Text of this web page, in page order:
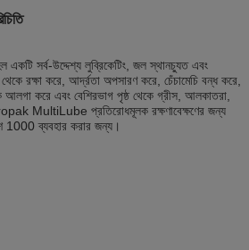
একটি সর্ব-উদ্দেশ্য লুব্রিকেটিং, জল স্থানচ্যুত এবং
থেকে রক্ষা করে, আর্দ্রতা অপসারণ করে, চেঁচামেচি বন্ধ করে,
করে এবং বেশিরভাগ পৃষ্ঠ থেকে গ্রীস, আলকাতরা,
MultiLube প্রতিরোধমূলক রক্ষণাবেক্ষণের জন্য
1000 ব্যবহার করার জন্য।